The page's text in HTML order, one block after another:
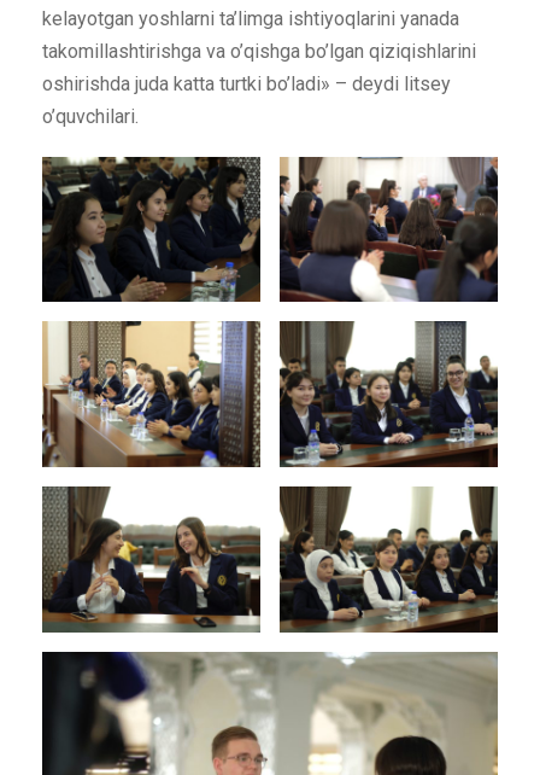
kelayotgan yoshlarni ta’limga ishtiyoqlarini yanada
takomillashtirishga va o’qishga bo’lgan qiziqishlarini
oshirishda juda katta turtki bo’ladi» – deydi litsey
o’quvchilari.